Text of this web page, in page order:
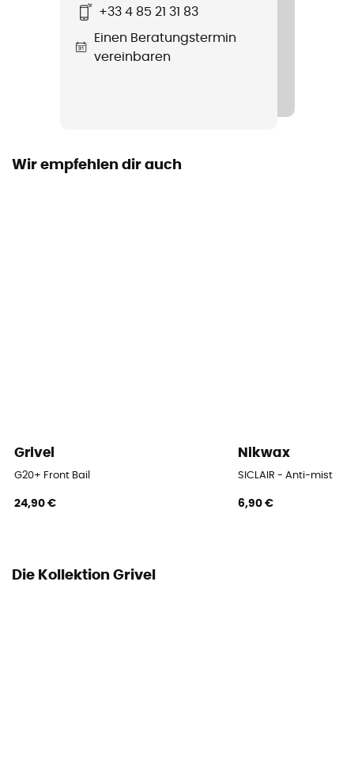
Protection piolet Cover Blade
+33 4 85 21 31 83
Einen Beratungstermin
vereinbaren
Wir empfehlen dir auch
Grivel
G20+ Front Bail
24,90 €
Nikwax
SICLAIR - Anti-mist
6,90 €
Die Kollektion Grivel